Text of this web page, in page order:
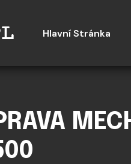
Hlavní Stránka